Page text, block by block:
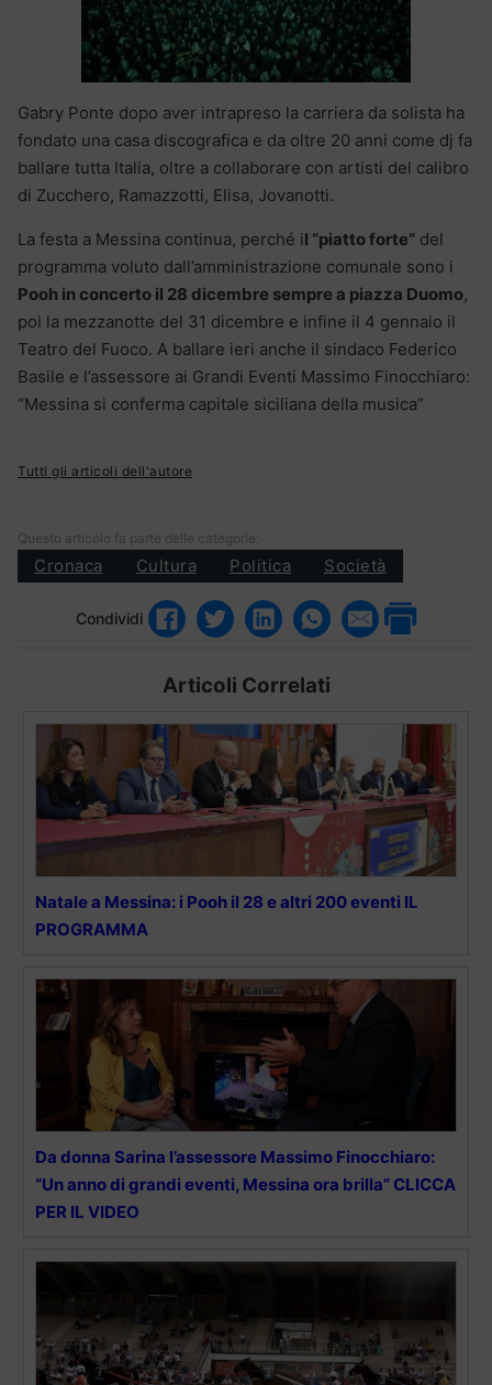
Gabry Ponte dopo aver intrapreso la carriera da solista ha
fondato una casa discografica e da oltre 20 anni come dj fa
ballare tutta Italia, oltre a collaborare con artisti del calibro
di Zucchero, Ramazzotti, Elisa, Jovanotti.
La festa a Messina continua, perché il “piatto forte” del
programma voluto dall’amministrazione comunale sono i
Pooh in concerto il 28 dicembre sempre a piazza Duomo,
poi la mezzanotte del 31 dicembre e infine il 4 gennaio il
Teatro del Fuoco. A ballare ieri anche il sindaco Federico
Basile e l’assessore ai Grandi Eventi Massimo Finocchiaro:
“Messina si conferma capitale siciliana della musica”
Tutti gli articoli dell'autore
Questo articolo fa parte delle categorie:
Cronaca Cultura Politica Società
Condividi
Articoli Correlati
Natale a Messina: i Pooh il 28 e altri 200 eventi IL
PROGRAMMA
Da donna Sarina l’assessore Massimo Finocchiaro:
“Un anno di grandi eventi, Messina ora brilla” CLICCA
PER IL VIDEO